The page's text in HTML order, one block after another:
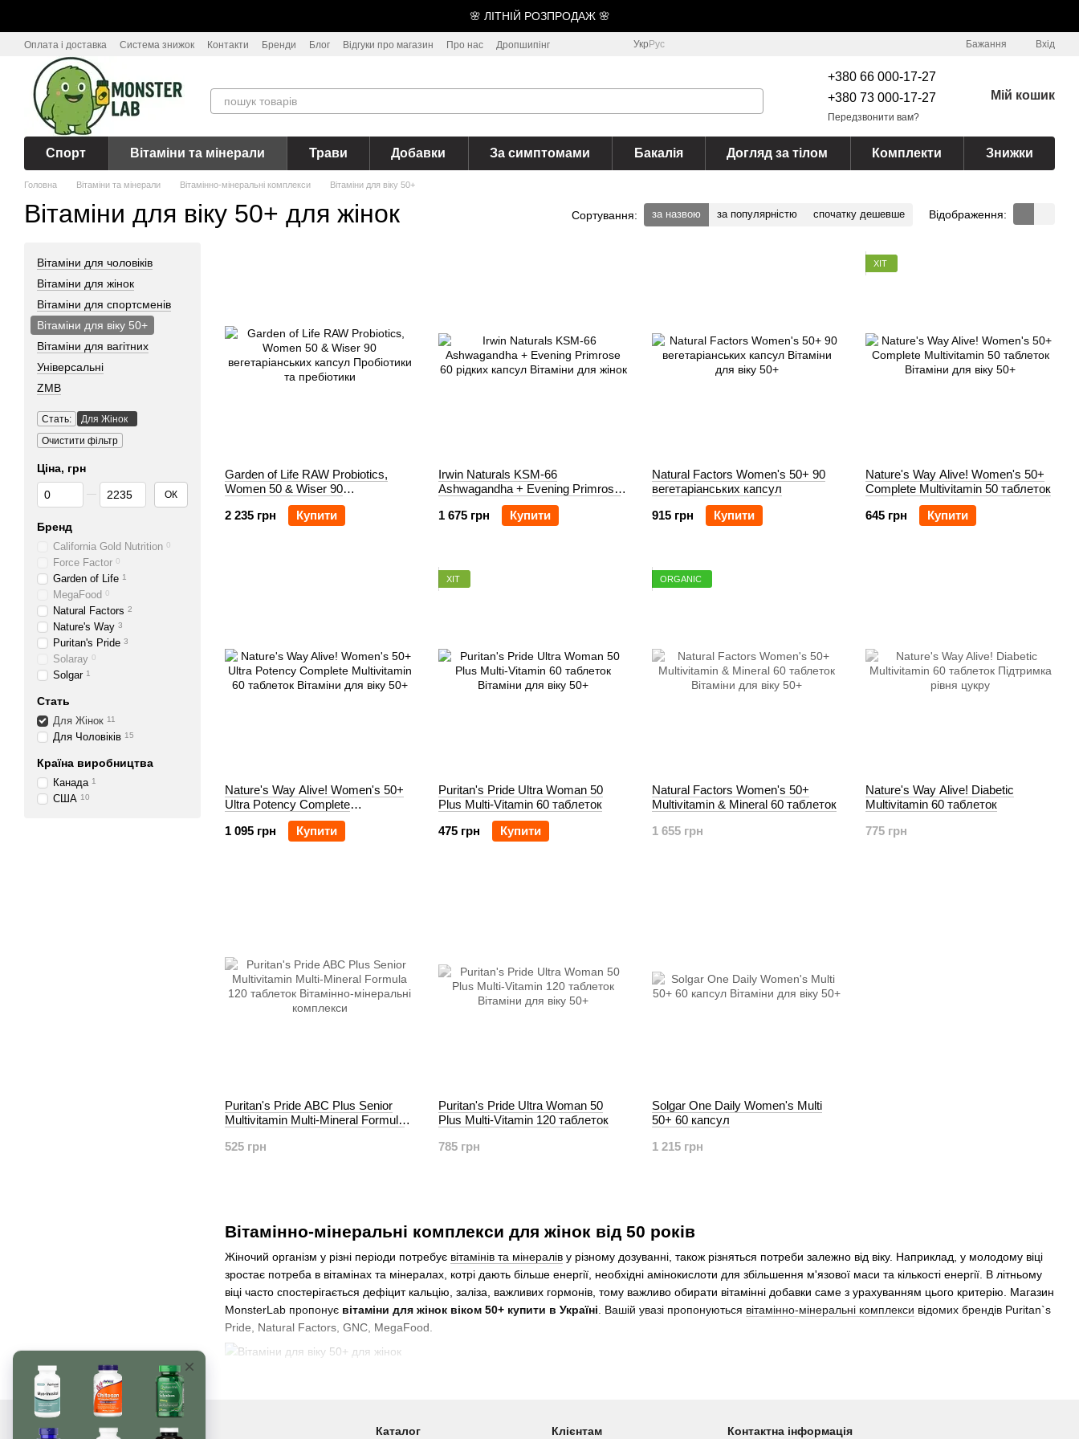
🌸 ЛІТНІЙ РОЗПРОДАЖ 🌸
Оплата і доставка Система знижок Контакти Бренди Блог Відгуки про магазин Про нас Дропшипінг Укр Рус Бажання Вхід
+380 66 000-17-27
+380 73 000-17-27
Передзвонити вам?
Мій кошик
Спорт Вітаміни та мінерали Трави Добавки За симптомами Бакалія Догляд за тілом Комплекти Знижки
Головна Вітаміни та мінерали Вітамінно-мінеральні комплекси Вітаміни для віку 50+
Вітаміни для віку 50+ для жінок Сортування: за назвою за популярністю спочатку дешевше Відображення:
Вітамінно-мінеральні комплекси для жінок від 50 років
Жіночий організм у різні періоди потребує вітамінів та мінералів у різному дозуванні, також різняться потреби залежно від віку. Наприклад, у молодому віці
зростає потреба в вітамінах та мінералах, котрі дають більше енергії, необхідні амінокислоти для збільшення м'язової маси та кількості енергії. В літньому
віці часто спостерігається дефіцит кальцію, заліза, важливих гормонів, тому важливо обирати вітамінні добавки саме з урахуванням цього критерію. Магазин
MonsterLab пропонує вітаміни для жінок віком 50+ купити в Україні . Вашій увазі пропонуються вітамінно-мінеральні комплекси відомих брендів Puritan`s
Pride, Natural Factors, GNC, MegaFood.
вітамінного комплексу входять вітаміни А, C, D, Е, К, а також мінерали та інші цінні сполуки: тіамін, рибофлавін, ніацин, вітамін B–6,
Garden of Life RAW Probiotics,
Women 50 & Wiser 90
вегетаріанських капсул
2 235 грн
Купити
Irwin Naturals KSM-66
Ashwagandha + Evening Primrose
60 рідких капсул
1 675 грн
Купити
Natural Factors Women's 50+ 90
вегетаріанських капсул
915 грн
Купити
ХІТ
Nature's Way Alive! Women's 50+
Complete Multivitamin 50 таблеток
645 грн
Купити
Nature's Way Alive! Women's 50+
Ultra Potency Complete
Multivitamin 60 таблеток
1 095 грн
Купити
ХІТ
Puritan's Pride Ultra Woman 50
Plus Multi-Vitamin 60 таблеток
475 грн
Купити
ORGANIC
Natural Factors Women's 50+
Multivitamin & Mineral 60 таблеток
1 655 грн
Nature's Way Alive! Diabetic
Multivitamin 60 таблеток
775 грн
Puritan's Pride ABC Plus Senior
Multivitamin Multi-Mineral Formula
525 грн
Puritan's Pride Ultra Woman 50
Plus Multi-Vitamin 120 таблеток
785 грн
Solgar One Daily Women's Multi
50+ 60 капсул
1 215 грн
Вітаміни для чоловіків
Вітаміни для жінок
Вітаміни для спортсменів
Вітаміни для віку 50+
Вітаміни для вагітних
Універсальні
ZMB
Стать:
Для Жінок
Очистити фільтр
Ціна, грн
Від Ціна, грн
До Ціна, грн ОК
Бренд
California Gold Nutrition 0
Force Factor 0
Garden of Life 1
MegaFood 0
Natural Factors 2
Nature's Way 3
Puritan's Pride 3
Solaray 0
Solgar 1
Стать
Для Жінок 11
Для Чоловіків 15
Країна виробництва
Канада 1
США 10
Каталог Клієнтам Контактна інформація